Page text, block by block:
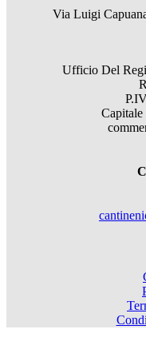
Via Luigi
Ufficio Del
Capitale